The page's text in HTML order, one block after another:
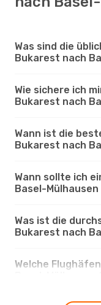
Was sind die
Bukarest nach
Wie sichere ich
Bukarest nach
Wann ist die
Bukarest nach
Wann sollte ich
Basel-
Was ist die
Bukarest nach
Welche